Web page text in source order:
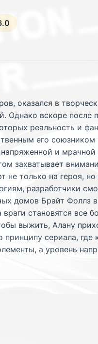
оказался в
Однако вскоре
реальность и
его
напряженной и
захватывает
не только на героя,
разработчики
домов Брайт
становятся все
выжить, Алану
принципу сериала,
а уровень